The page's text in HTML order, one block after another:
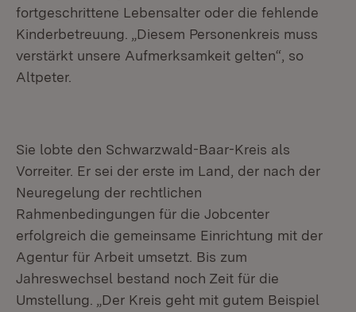
fortgeschrittene Lebensalter oder die fehlende
Kinderbetreuung. „Diesem Personenkreis muss
verstärkt unsere Aufmerksamkeit gelten“, so
Altpeter.
Sie lobte den Schwarzwald-Baar-Kreis als
Vorreiter. Er sei der erste im Land, der nach der
Neuregelung der rechtlichen
Rahmenbedingungen für die Jobcenter
erfolgreich die gemeinsame Einrichtung mit der
Agentur für Arbeit umsetzt. Bis zum
Jahreswechsel bestand noch Zeit für die
Umstellung. „Der Kreis geht mit gutem Beispiel